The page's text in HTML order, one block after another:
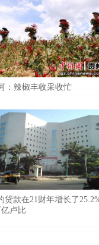
：辣椒丰收采收忙
贷款在21财年增长了
卢比